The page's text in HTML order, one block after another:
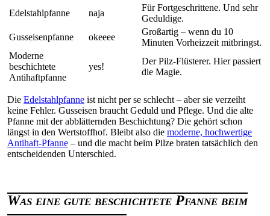
Edelstahlpfanne
naja
Für Fortgeschrittene. Und sehr
Geduldige.
Gusseisenpfanne
okeeee
Großartig – wenn du 10
Minuten Vorheizzeit mitbringst.
Moderne
beschichtete
Antihaftpfanne
yes!
Der Pilz-Flüsterer. Hier passiert
die Magie.
Die Edelstahlpfanne ist nicht per se schlecht – aber sie verzeiht
keine Fehler. Gusseisen braucht Geduld und Pflege. Und die alte
Pfanne mit der abblätternden Beschichtung? Die gehört schon
längst in den Wertstoffhof. Bleibt also die moderne, hochwertige
Antihaft-Pfanne – und die macht beim Pilze braten tatsächlich den
entscheidenden Unterschied.
Was eine gute beschichtete Pfanne beim